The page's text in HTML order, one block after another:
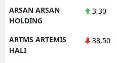
ARSAN ARSAN
HOLDING
3,30
ARTMS ARTEMIS
HALI
38,50